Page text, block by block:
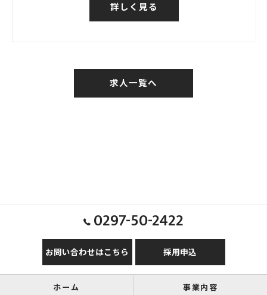
詳しく見る
求人一覧へ
0297-50-2422
お問い合わせはこちら 採用申込
ホーム 事業内容